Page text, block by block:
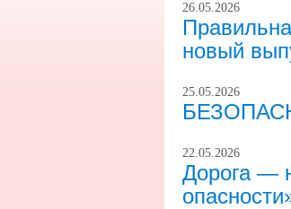
26.05.2026
новый
25.05.2026
22.05.2026
Дорога —